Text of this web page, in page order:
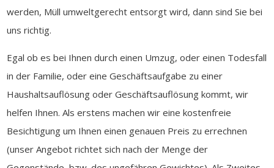
werden, Müll umweltgerecht entsorgt wird, dann sind Sie bei
uns richtig.
Egal ob es bei Ihnen durch einen Umzug, oder einen Todesfall
in der Familie, oder eine Geschäftsaufgabe zu einer
Haushaltsauflösung oder Geschäftsauflösung kommt, wir
helfen Ihnen. Als erstens machen wir eine kostenfreie
Besichtigung um Ihnen einen genauen Preis zu errechnen
(unser Angebot richtet sich nach der Menge der